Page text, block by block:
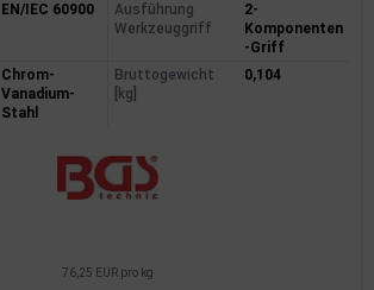
EN/IEC 60900
Ausführung
Werkzeuggriff
2-
Komponenten
-Griff
Chrom-
Vanadium-
Stahl
Bruttogewicht
[kg]
0,104
76,25 EUR pro kg